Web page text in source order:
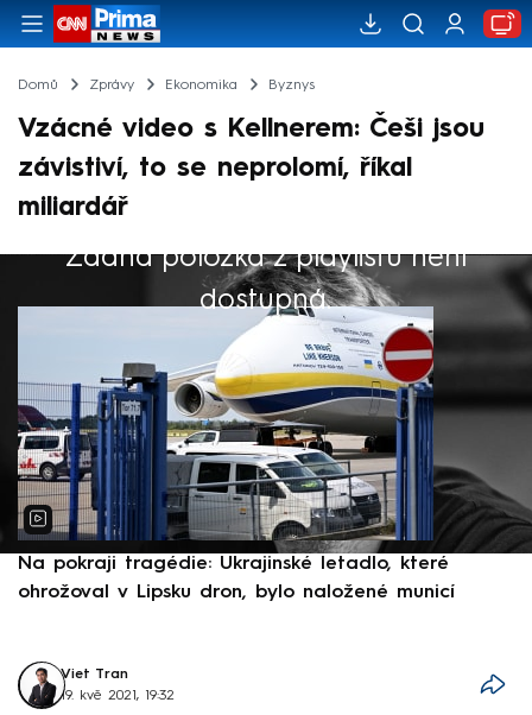
Domů Zprávy Ekonomika Byznys
Vzácné video s Kellnerem: Češi jsou
závistiví, to se neprolomí, říkal
miliardář
Žádná položka z playlistu není
dostupná.
Výběr redakce
Na pokraji tragédie: Ukrajinské letadlo, které
ohrožoval v Lipsku dron, bylo naložené municí
Viet Tran
19. kvě 2021, 19:32